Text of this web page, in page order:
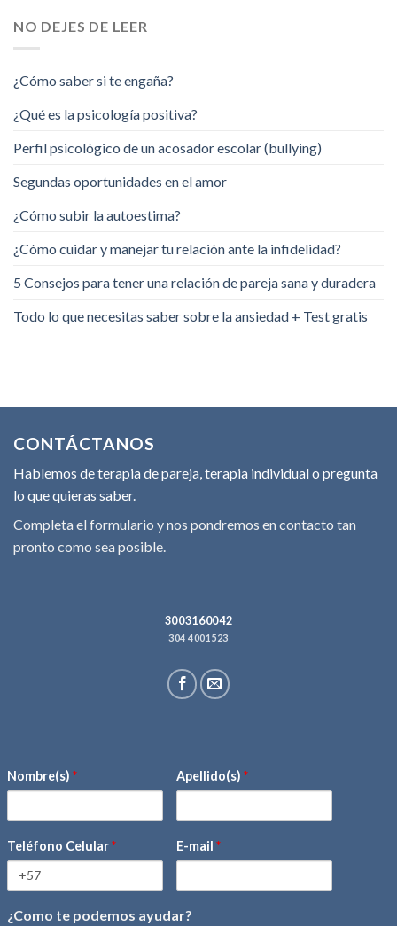
NO DEJES DE LEER
¿Cómo saber si te engaña?
¿Qué es la psicología positiva?
Perfil psicológico de un acosador escolar (bullying)
Segundas oportunidades en el amor
¿Cómo subir la autoestima?
¿Cómo cuidar y manejar tu relación ante la infidelidad?
5 Consejos para tener una relación de pareja sana y duradera
Todo lo que necesitas saber sobre la ansiedad + Test gratis
CONTÁCTANOS
Hablemos de terapia de pareja, terapia individual o pregunta
lo que quieras saber.
Completa el formulario y nos pondremos en contacto tan
pronto como sea posible.
3003160042
304 4001523
Nombre(s) * Apellido(s) *
Teléfono Celular* E-mail *
¿Como te podemos ayudar?